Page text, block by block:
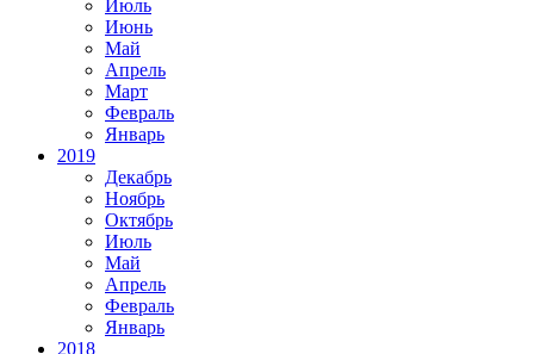
Июль
Июнь
Май
Апрель
Март
Февраль
Январь
2019
Декабрь
Ноябрь
Октябрь
Июль
Май
Апрель
Февраль
Январь
2018